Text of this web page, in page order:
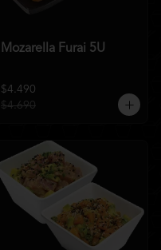
Mozarella Furai 5U
$4.490
$4.690